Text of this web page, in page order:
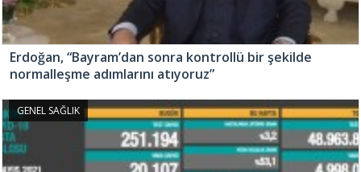
Erdoğan, “Bayram’dan sonra kontrollü bir şekilde
normalleşme adımlarını atıyoruz”
GENEL SAĞLIK